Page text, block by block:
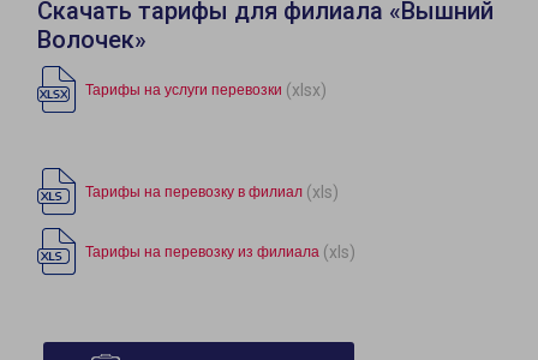
Скачать тарифы для филиала «Вышний
Волочек»
Тарифы на услуги перевозки (xlsx)
Тарифы на перевозку в филиал (xls)
Тарифы на перевозку из филиала (xls)